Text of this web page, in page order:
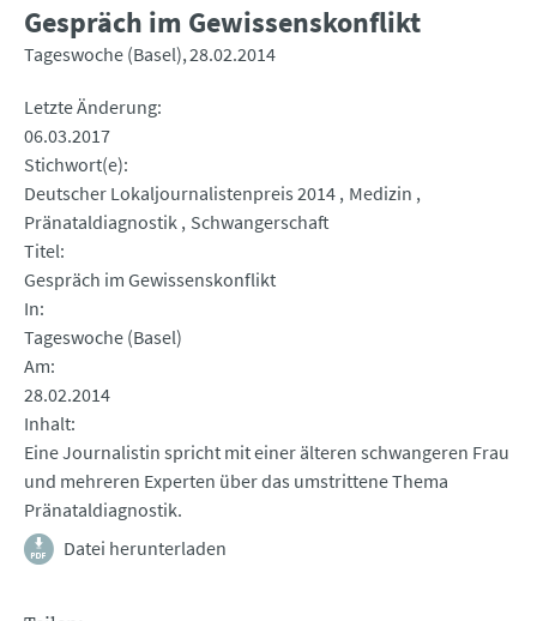
Gespräch im Gewissenskonflikt
Tageswoche (Basel) 28.02.2014
Letzte Änderung
06.03.2017
Stichwort(e)
Deutscher Lokaljournalistenpreis 2014 Medizin
Pränataldiagnostik Schwangerschaft
Titel
Gespräch im Gewissenskonflikt
In
Tageswoche (Basel)
Am
28.02.2014
Inhalt
Eine Journalistin spricht mit einer älteren schwangeren Frau
und mehreren Experten über das umstrittene Thema
Pränataldiagnostik.
Datei herunterladen